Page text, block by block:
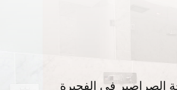
الصراصير في الفجيرة